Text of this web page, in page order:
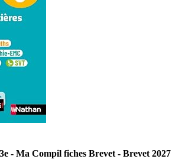
- Ma Compil fiches Brevet - Brevet 2027